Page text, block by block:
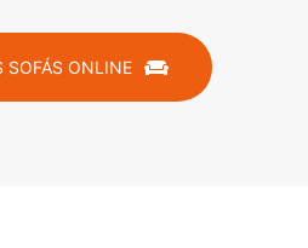
SOFÁS ONLINE